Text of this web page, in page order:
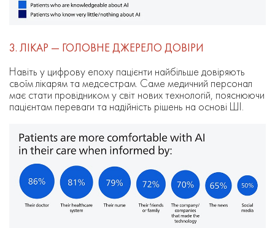
3. ЛІКАР — ГОЛОВНЕ ДЖЕРЕЛО ДОВІРИ
Навіть у цифрову епоху пацієнти найбільше довіряють
своїм лікарям та медсестрам. Саме медичний персонал
має стати провідником у світ нових технологій, пояснюючи
пацієнтам переваги та надійність рішень на основі ШІ.